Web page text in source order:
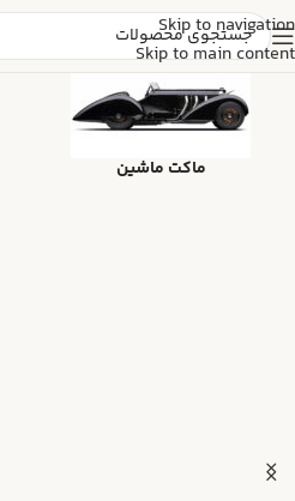
Skip to navigation
Skip to main content
ماکت ماشین